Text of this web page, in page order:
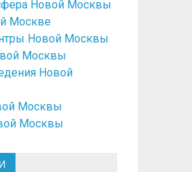
Новой Москвы
Москве
Новой Москвы
Москвы
Новой
Москвы
Москвы